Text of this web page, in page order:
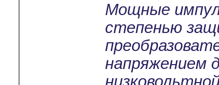
Мощные
степенью
напряжением